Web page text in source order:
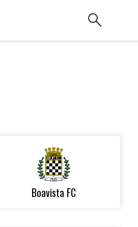
search
Boavista FC